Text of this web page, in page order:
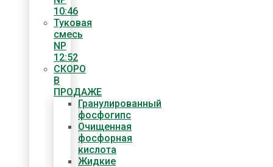
10:46
Туковая
смесь
NP
12:52
СКОРО
В
ПРОДАЖЕ
Гранулированный
фосфогипс
Очищенная
фосфорная
кислота
Жидкие